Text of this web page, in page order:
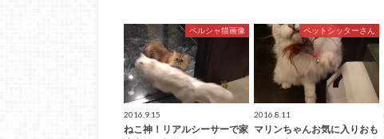
ペルシャ猫画像
2016.9.15
ねこ神！リアルシーサーで家
ペットシッターさん
2016.8.11
マリンちゃんお気に入りおも